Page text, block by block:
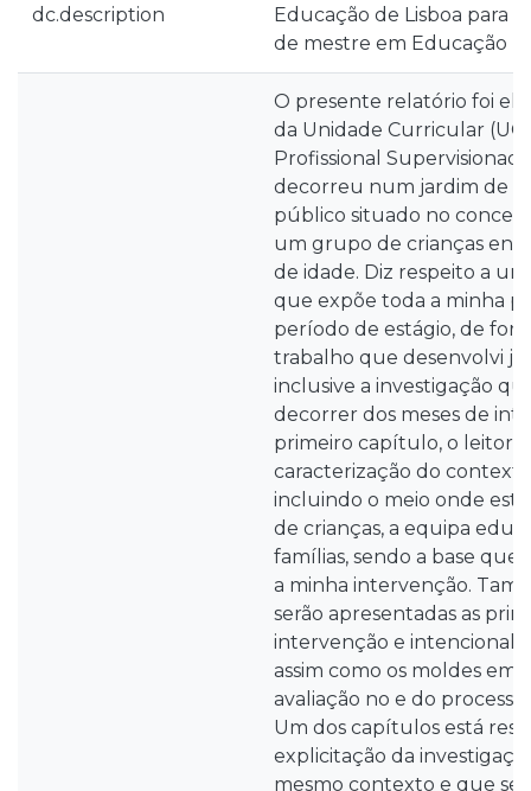
dc.description
Educação de Lisboa para
de mestre em Educação
O presente relatório foi
da Unidade Curricular
Profissional
decorreu num jardim de
público situado no
um grupo de crianças
de idade. Diz respeito a
que expõe toda a minha
período de estágio, de
trabalho que desenvolvi
inclusive a investigação
decorrer dos meses de
primeiro capítulo, o leitor
caracterização do
incluindo o meio onde
de crianças, a equipa
famílias, sendo a base
a minha intervenção.
serão apresentadas as
intervenção e
assim como os moldes em
avaliação no e do
Um dos capítulos está
explicitação da
mesmo contexto e que se